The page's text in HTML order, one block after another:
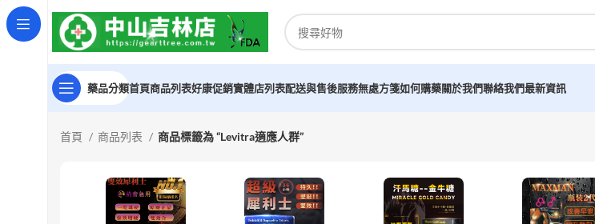
藥品分類首頁商品列表好康促銷實體店列表配送與售後服務無處方箋如何購藥關於我們聯絡我們最新資訊
首頁 商品列表 商品標籤為 “Levitra適應人群”